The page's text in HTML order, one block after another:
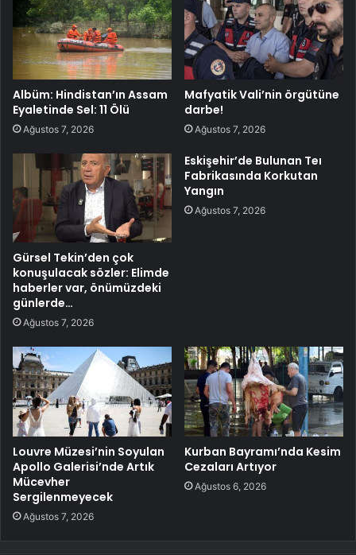
Albüm: Hindistan’ın Assam
Eyaletinde Sel: 11 Ölü
Ağustos 7, 2026
Mafyatik Vali’nin örgütüne
darbe!
Ağustos 7, 2026
Gürsel Tekin’den çok
konuşulacak sözler: Elimde
haberler var, önümüzdeki
günlerde…
Ağustos 7, 2026
Eskişehir’de Bulunan Teı
Fabrikasında Korkutan
Yangın
Ağustos 7, 2026
Louvre Müzesi’nin Soyulan
Apollo Galerisi’nde Artık
Mücevher
Sergilenmeyecek
Ağustos 7, 2026
Kurban Bayramı’nda Kesim
Cezaları Artıyor
Ağustos 6, 2026